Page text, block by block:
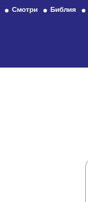
Смотри Библия